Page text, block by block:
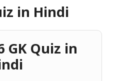
in Hindi
GK Quiz in